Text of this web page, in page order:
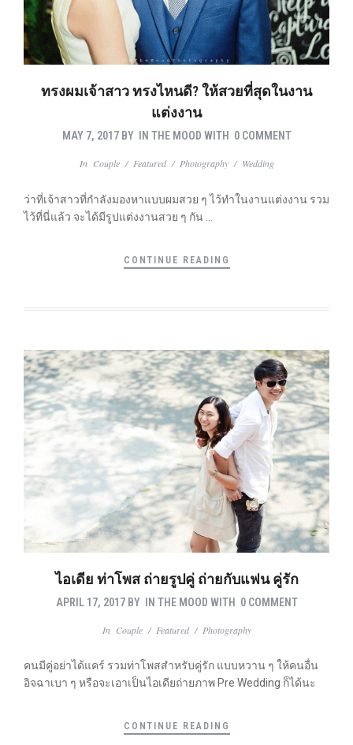
ทรงผมเจ้าสาว ทรงไหนดี? ให้สวยที่สุดในงาน
แต่งงาน
MAY 7, 2017 BY IN THE MOOD WITH 0 COMMENT
In Couple/ Featured/ Photography/ Wedding
ว่าที่เจ้าสาวที่กำลังมองหาแบบผมสวย ๆ ไว้ทำในงานแต่งงาน รวม
ไว้ที่นี่แล้ว จะได้มีรูปแต่งงานสวย ๆ กัน …
CONTINUE READING
ไอเดีย ท่าโพส ถ่ายรูปคู่ ถ่ายกับแฟน คู่รัก
APRIL 17, 2017 BY IN THE MOOD WITH 0 COMMENT
In Couple/ Featured/ Photography
คนมีคู่อย่าได้แคร์ รวมท่าโพสสำหรับคู่รัก แบบหวาน ๆ ให้คนอื่น
อิจฉาเบา ๆ หรือจะเอาเป็นไอเดียถ่ายภาพ Pre Wedding ก็ได้นะ
CONTINUE READING